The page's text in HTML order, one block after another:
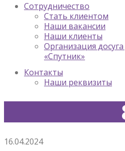
Сотрудничество
Стать клиентом
Наши вакансии
Наши клиенты
Организация
«Спутник»
Контакты
Наши реквизиты
16.04.2024